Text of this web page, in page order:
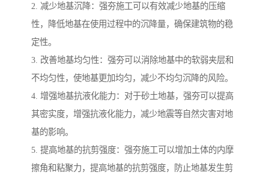
2. 减少地基沉降：强夯施工可以有效减少地基的压缩
性，降低地基在使用过程中的沉降量，确保建筑物的稳
定性。
3. 改善地基均匀性：强夯可以消除地基中的软弱夹层和
不均匀性，使地基更加均匀，减少不均匀沉降的风险。
4. 增强地基抗液化能力：对于砂土地基，强夯可以提高
其密实度，增强抗液化能力，减少地震等自然灾害对地
基的影响。
5. 提高地基的抗剪强度：强夯施工可以增加土体的内摩
擦角和粘聚力，提高地基的抗剪强度，防止地基发生剪